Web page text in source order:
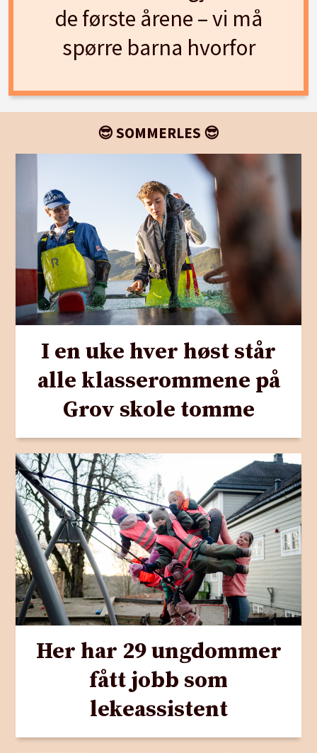
de første årene – vi må
spørre barna hvorfor
😎 SOMMERLES 😎
I en uke hver høst står
alle klasserommene på
Grov skole tomme
Her har 29 ungdommer
fått jobb som
lekeassistent